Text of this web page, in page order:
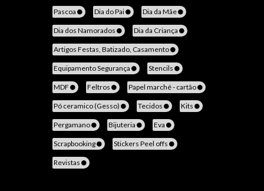
Pascoa Dia do Pai Dia da Mãe
Dia dos Namorados Dia da Criança
Artigos Festas, Batizado, Casamento
Equipamento Segurança Stencils
MDF Feltros Papel marché - cartão
Pó ceramico (Gesso) Tecidos Kits
Pergamano Bijuteria Eva
Scrapbooking Stickers Peel offs
Revistas